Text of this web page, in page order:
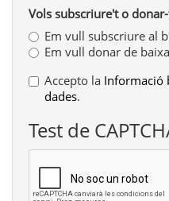
Vols subscriure't o
Em vull subscriure al
Em vull donar de
Accepto la Informació
dades.
Test de